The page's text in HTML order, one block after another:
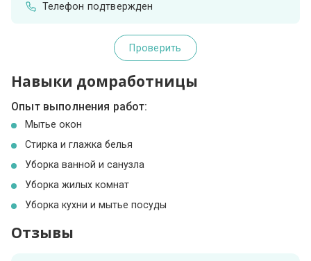
Телефон подтвержден
Проверить
Навыки домработницы
Опыт выполнения работ:
Мытье окон
Стирка и глажка белья
Уборка ванной и санузла
Уборка жилых комнат
Уборка кухни и мытье посуды
Отзывы